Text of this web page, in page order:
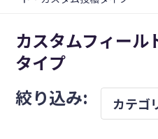
武
器
カスタムフィール
タイプ
メ
絞り込み: カテゴ